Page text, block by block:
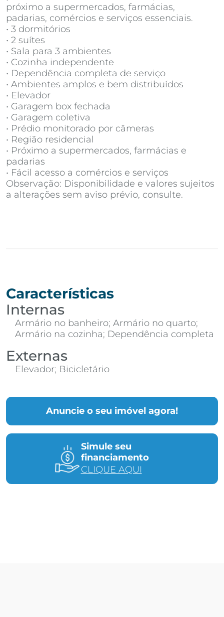
próximo a supermercados, farmácias,
padarias, comércios e serviços essenciais.
• 3 dormitórios
• 2 suítes
• Sala para 3 ambientes
• Cozinha independente
• Dependência completa de serviço
• Ambientes amplos e bem distribuídos
• Elevador
• Garagem box fechada
• Garagem coletiva
• Prédio monitorado por câmeras
• Região residencial
• Próximo a supermercados, farmácias e
padarias
• Fácil acesso a comércios e serviços
Observação: Disponibilidade e valores sujeitos
a alterações sem aviso prévio, consulte.
Anuncie o seu imóvel agora!
Simule seu
financiamento
CLIQUE AQUI
Características
Internas
Armário no banheiro; Armário no quarto;
Armário na cozinha; Dependência completa
Externas
Elevador; Bicicletário